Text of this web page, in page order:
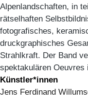
Alpenlandschaften, in
rätselhaften
fotografisches,
druckgraphisches
Strahlkraft. Der Band
spektakulären Oeuvres
Künstler*innen
Jens Ferdinand